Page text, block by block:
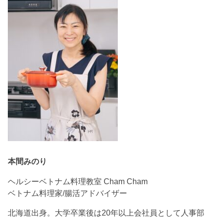
本間みのり
ヘルシーベトナム料理教室 Cham Cham
ベトナム料理家/腸活アドバイザー
北海道出身。大学卒業後は20年以上会社員として人事部